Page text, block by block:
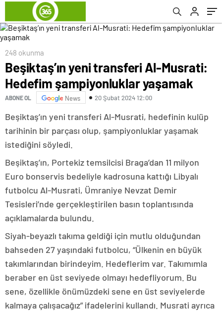
248 okunma
Beşiktaş’ın yeni transferi Al-Musrati:
Hedefim şampiyonluklar yaşamak
ABONE OL News 20 Şubat 2024 12:00
Beşiktaş’ın yeni transferi Al-Musrati, hedefinin kulüp
tarihinin bir parçası olup, şampiyonluklar yaşamak
istediğini söyledi.
Beşiktaş’ın, Portekiz temsilcisi Braga’dan 11 milyon
Euro bonservis bedeliyle kadrosuna kattığı Libyalı
futbolcu Al-Musrati, Ümraniye Nevzat Demir
Tesisleri’nde gerçekleştirilen basın toplantısında
açıklamalarda bulundu.
Siyah-beyazlı takıma geldiği için mutlu olduğundan
bahseden 27 yaşındaki futbolcu, “Ülkenin en büyük
takımlarından birindeyim. Hedeflerim var. Takımımla
beraber en üst seviyede olmayı hedefliyorum. Bu
sene, özellikle önümüzdeki sene en üst seviyelerde
kalmaya çalışacağız” ifadelerini kullandı. Musrati ayrıca